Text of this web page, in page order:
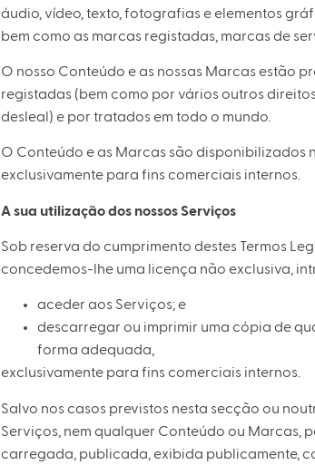
áudio, vídeo, texto, fotografias e elementos
bem como as marcas registadas, marcas de
O nosso Conteúdo e as nossas Marcas estão
registadas (bem como por vários outros
desleal) e por tratados em todo o mundo.
O Conteúdo e as Marcas são disponibilizados
exclusivamente para fins comerciais internos.
A sua utilização dos nossos Serviços
Sob reserva do cumprimento destes Termos
concedemos-lhe uma licença não exclusiva,
aceder aos Serviços; e
descarregar ou imprimir uma cópia de
forma adequada,
exclusivamente para fins comerciais internos.
Salvo nos casos previstos nesta secção ou
Serviços, nem qualquer Conteúdo ou Marcas,
carregada, publicada, exibida publicamente,